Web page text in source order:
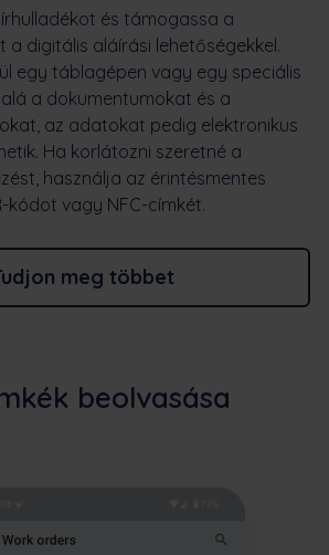
és támogassa a
digitális aláírási lehetőségekkel.
egy táblagépen vagy egy speciális
a dokumentumokat és a
az adatokat pedig elektronikus
Ha korlátozni szeretné a
használja az érintésmentes
kódot vagy NFC-címkét.
meg többet
beolvasása